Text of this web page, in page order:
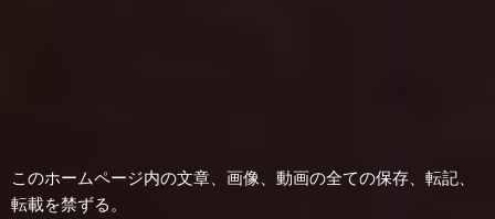
このホームページ内の文章、画像、動画の全ての保存、転記、
転載を禁ずる。